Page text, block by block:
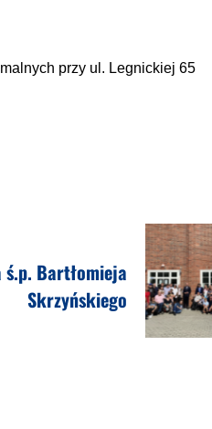
przy ul. Legnickiej 65
ś.p. Bartłomieja
Skrzyńskiego